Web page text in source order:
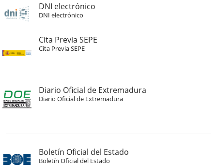
DNI electrónico
DNI electrónico
Cita Previa SEPE
Cita Previa SEPE
Diario Oficial de Extremadura
Diario Oficial de Extremadura
Boletín Oficial del Estado
Boletín Oficial del Estado